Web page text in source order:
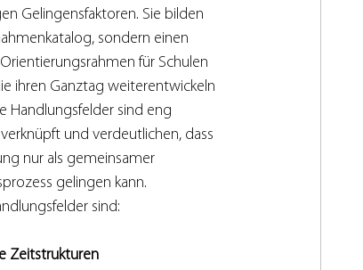
Gelingensfaktoren. Sie bilden
sondern einen
für Schulen
ihren Ganztag weiterentwickeln
Handlungsfelder sind eng
und verdeutlichen, dass
nur als gemeinsamer
gelingen kann.
sind:
Zeitstrukturen